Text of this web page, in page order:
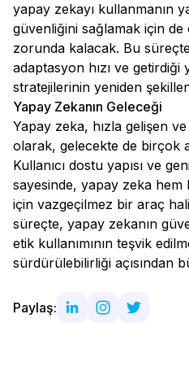
yapay zekayı kullanmanın
güvenliğini sağlamak için de
zorunda kalacak. Bu
adaptasyon hızı ve
stratejilerinin yeniden
Yapay Zekanın Geleceği
Yapay zeka, hızla gelişen
olarak, gelecekte de birçok
Kullanıcı dostu yapısı ve
sayesinde, yapay zeka
için vazgeçilmez bir araç
süreçte, yapay zekanın
etik kullanımının teşvik
sürdürülebilirliği açısından
Paylaş: